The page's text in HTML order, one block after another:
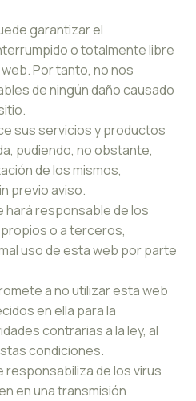
garantizar el
o totalmente libre
Por tanto, no nos
de ningún daño causado
sus servicios y productos
pudiendo, no obstante,
de los mismos,
previo aviso.
hará responsable de los
o a terceros,
uso de esta web por parte
a no utilizar esta web
en ella para la
contrarias a la ley, al
condiciones.
responsabiliza de los virus
en una transmisión